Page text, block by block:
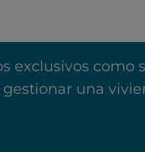
exclusivos como
una